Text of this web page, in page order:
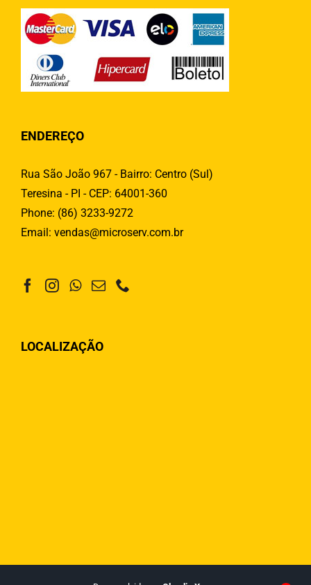
ENDEREÇO
Rua São João 967 - Bairro: Centro (Sul)
Teresina - PI - CEP: 64001-360
Phone: (86) 3233-9272
Email: vendas@microserv.com.br
LOCALIZAÇÃO